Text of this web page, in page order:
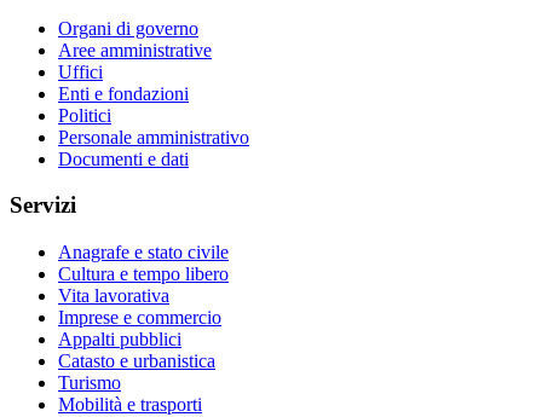
Organi di governo
Aree amministrative
Uffici
Enti e fondazioni
Politici
Personale amministrativo
Documenti e dati
Servizi
Anagrafe e stato civile
Cultura e tempo libero
Vita lavorativa
Imprese e commercio
Appalti pubblici
Catasto e urbanistica
Turismo
Mobilità e trasporti